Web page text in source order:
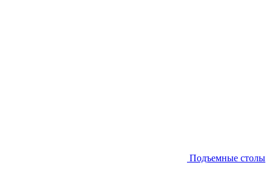
Подъемные столы